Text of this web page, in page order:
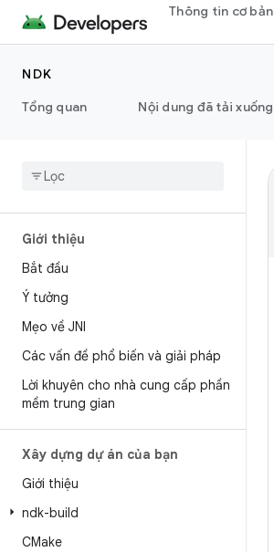
Thông tin cơ bản
NDK
Tổng quan
Nội dung đã tải xuống
Giới thiệu
Bắt đầu
Ý tưởng
Mẹo về JNI
Các vấn đề phổ biến và giải pháp
Lời khuyên cho nhà cung cấp phần
mềm trung gian
Xây dựng dự án của bạn
Giới thiệu
ndk-build
CMake